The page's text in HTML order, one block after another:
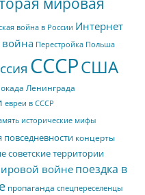
война в России Интернет
Перестройка Польша
СССРСША
Ленинграда
евреи в СССР
исторические мифы
повседневности концерты
советские территории
войнепоездка в
пропаганда спецпереселенцы